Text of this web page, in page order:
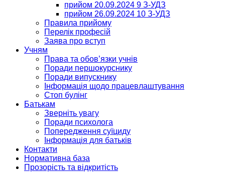
прийом 20.09.2024 9 З-УДЗ
прийом 26.09.2024 10 З-УДЗ
Правила прийому
Перелік професій
Заява про вступ
Учням
Права та обов’язки учнів
Поради першокурснику
Поради випускнику
Інформація щодо працевлаштування
Стоп булінг
Батькам
Зверніть увагу
Поради психолога
Попередження суїциду
Інформація для батьків
Контакти
Нормативна база
Прозорість та відкритість